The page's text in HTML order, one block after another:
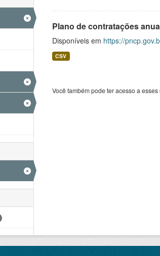
Plano de contratações
Disponíveis em https://
CSV
Você também pode ter acesso a